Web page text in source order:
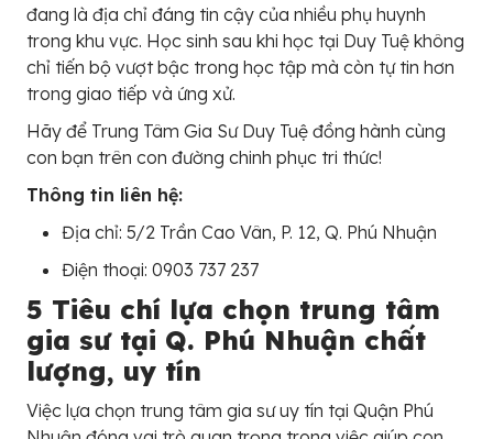
đang là địa chỉ đáng tin cậy của nhiều phụ huynh
trong khu vực. Học sinh sau khi học tại Duy Tuệ không
chỉ tiến bộ vượt bậc trong học tập mà còn tự tin hơn
trong giao tiếp và ứng xử.
Hãy để Trung Tâm Gia Sư Duy Tuệ đồng hành cùng
con bạn trên con đường chinh phục tri thức!
Thông tin liên hệ:
Địa chỉ: 5/2 Trần Cao Vân, P. 12, Q. Phú Nhuận
Điện thoại: 0903 737 237
5 Tiêu chí lựa chọn trung tâm
gia sư tại Q. Phú Nhuận chất
lượng, uy tín
Việc lựa chọn trung tâm gia sư uy tín tại Quận Phú